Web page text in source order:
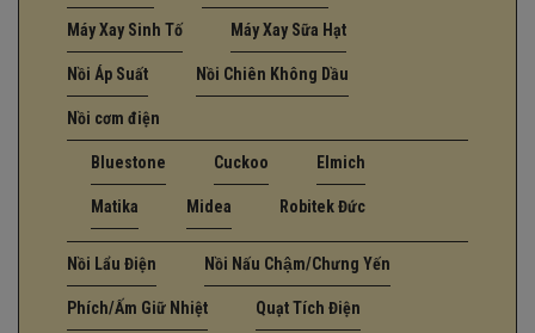
Máy Xay Sinh Tố Máy Xay Sữa Hạt
Nồi Áp Suất Nồi Chiên Không Dầu
Nồi cơm điện
Bluestone Cuckoo Elmich
Matika Midea Robitek Đức
Nồi Lẩu Điện Nồi Nấu Chậm/Chưng Yến
Phích/Ấm Giữ Nhiệt Quạt Tích Điện